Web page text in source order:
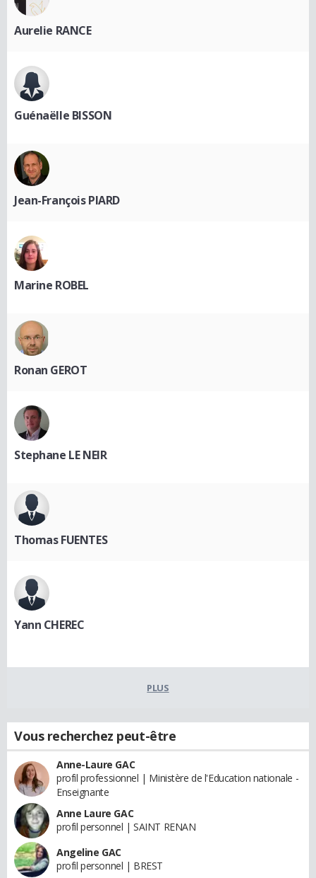
Aurelie RANCE
Guénaëlle BISSON
Jean-François PIARD
Marine ROBEL
Ronan GEROT
Stephane LE NEIR
Thomas FUENTES
Yann CHEREC
PLUS
Vous recherchez peut-être
Anne-Laure GAC
profil professionnel | Ministère de l'Education nationale -
Enseignante
Anne Laure GAC
profil personnel | SAINT RENAN
Angeline GAC
profil personnel | BREST